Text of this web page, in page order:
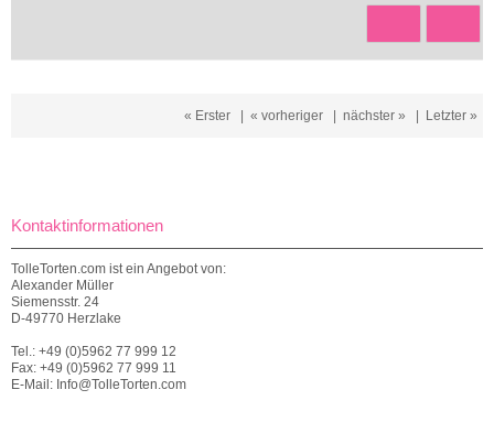
« Erster | « vorheriger | nächster » | Letzter »
Kontaktinformationen
TolleTorten.com ist ein Angebot von:
Alexander Müller
Siemensstr. 24
D-49770 Herzlake
Tel.: +49 (0)5962 77 999 12
Fax: +49 (0)5962 77 999 11
E-Mail: Info@TolleTorten.com